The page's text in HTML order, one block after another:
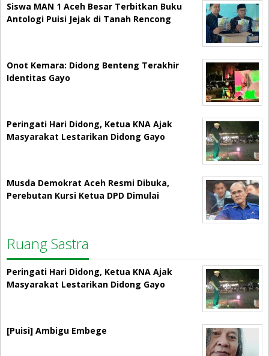
Siswa MAN 1 Aceh Besar Terbitkan Buku
Antologi Puisi Jejak di Tanah Rencong
Onot Kemara: Didong Benteng Terakhir
Identitas Gayo
Peringati Hari Didong, Ketua KNA Ajak
Masyarakat Lestarikan Didong Gayo
Musda Demokrat Aceh Resmi Dibuka,
Perebutan Kursi Ketua DPD Dimulai
Ruang Sastra
Peringati Hari Didong, Ketua KNA Ajak
Masyarakat Lestarikan Didong Gayo
[Puisi] Ambigu Embege